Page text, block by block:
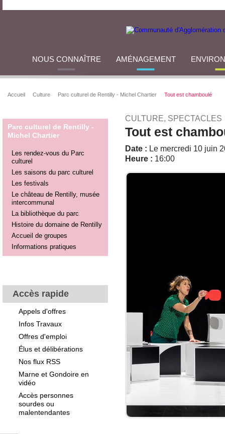
NOUS CONNAÎTRE AMÉNAGEMENT
Accueil Culture Parc culturel de Rentilly - Michel Chartier Tout est chamboulé
Parc culturel de Rentilly -
Michel Chartier
Les rendez-vous du Parc
culturel
Les saisons du parc culturel
Les festivals
Le château de Rentilly, musée
intercommunal
La bibliothèque du parc
Histoire du domaine de Rentilly
Accueil de groupes
Informations pratiques
Accès rapide
Appels d'offres
Infos Travaux
Offres d'emploi
Élus et délibérations
Nos flux RSS
Marne et Gondoire en
vidéo
Accès personnes
sourdes ou
malentendantes
CULTURE, SPECTACLES
Tout est
Date : Le mercredi 10 juin
Heure : 16:00